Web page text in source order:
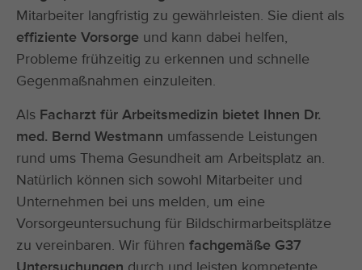
Mitarbeiter langfristig zu gewährleisten. Sie dient als
effiziente Vorsorge und kann dabei helfen,
Probleme frühzeitig zu erkennen und schnelle
Gegenmaßnahmen einzuleiten.
Als Facharzt für Arbeitsmedizin bietet Ihnen Dr.
med. Bernd Westmann umfassende Leistungen
rund ums Thema Gesundheit am Arbeitsplatz an.
Natürlich können sich sowohl Mitarbeiter und
Unternehmen bei uns melden, um eine
Vorsorgeuntersuchung für Bildschirmarbeitsplätze
zu vereinbaren. Wir führen fachgemäße G37